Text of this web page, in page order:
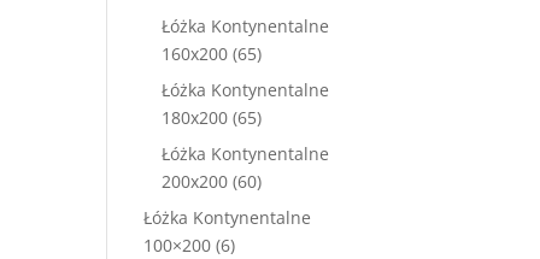
produktów
Łóżka Kontynentalne
160x200 6565
produktów
Łóżka Kontynentalne
180x200 6565
produktów
Łóżka Kontynentalne
200x200 6060
produktów
Łóżka Kontynentalne
100×200 66